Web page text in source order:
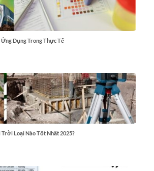
Dụng Trong Thực Tế
Trời Loại Nào Tốt Nhất 2025?